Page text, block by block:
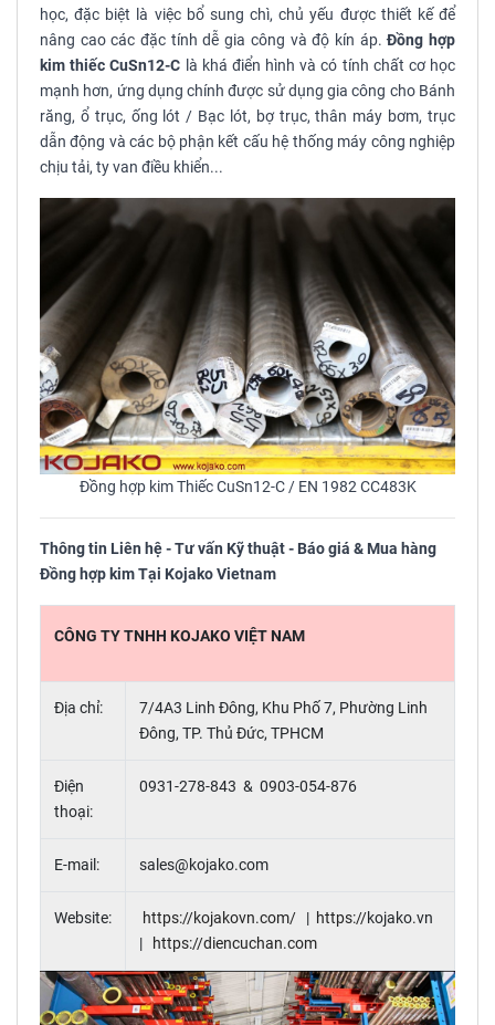
học, đặc biệt là việc bổ sung chì, chủ yếu được thiết kế để
nâng cao các đặc tính dễ gia công và độ kín áp.Đồng hợp
kim thiếc CuSn12-C là khá điển hình và có tính chất cơ học
mạnh hơn, ứng dụng chính được sử dụng gia công cho Bánh
răng, ổ trục, ống lót / Bạc lót, bợ trục, thân máy bơm, trục
dẫn động và các bộ phận kết cấu hệ thống máy công nghiệp
chịu tải, ty van điều khiển...
Đồng hợp kim Thiếc CuSn12-C / EN 1982 CC483K
Thông tin Liên hệ - Tư vấn Kỹ thuật - Báo giá & Mua hàng
Đồng hợp kim Tại Kojako Vietnam
CÔNG TY TNHH KOJAKO VIỆT NAM
Địa chỉ:
7/4A3 Linh Đông, Khu Phố 7, Phường Linh
Đông, TP. Thủ Đức, TPHCM
Điện
thoại:
0931-278-843 & 0903-054-876
E-mail: sales@kojako.com
Website: https://kojakovn.com/ | https://kojako.vn
|
https://diencuchan.com